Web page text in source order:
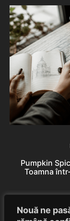
Nouă ne
Pumpkin
Toamna